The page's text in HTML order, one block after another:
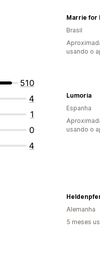
510
4
1
0
4
Marrie for
Brasil
usando o
Lumoria
Espanha
usando o
Alemanha
5 meses